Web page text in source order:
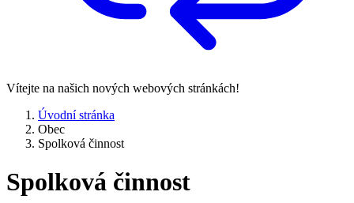
Vítejte na našich nových webových stránkách!
Úvodní stránka
Obec
Spolková činnost
Spolková činnost